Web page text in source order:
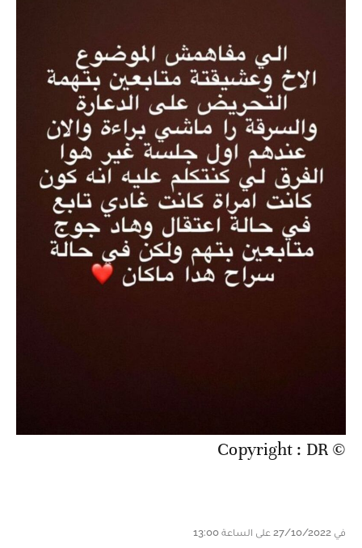
© Copyright : DR
في 27/10/2022 على الساعة 13:00